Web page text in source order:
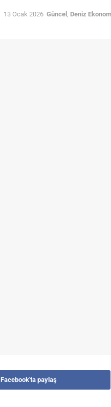
13 Ocak 2026 Güncel Deniz
Facebook'ta paylaş